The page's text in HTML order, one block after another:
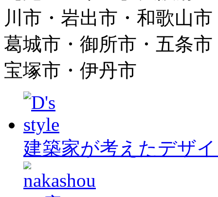
川市・岩出市・和歌山
葛城市・御所市・五条
宝塚市・伊丹市
建築家が考えたデザ